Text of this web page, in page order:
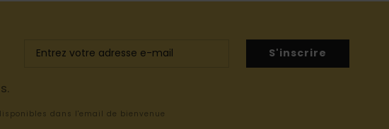
S'inscrire
dans l'email de bienvenue